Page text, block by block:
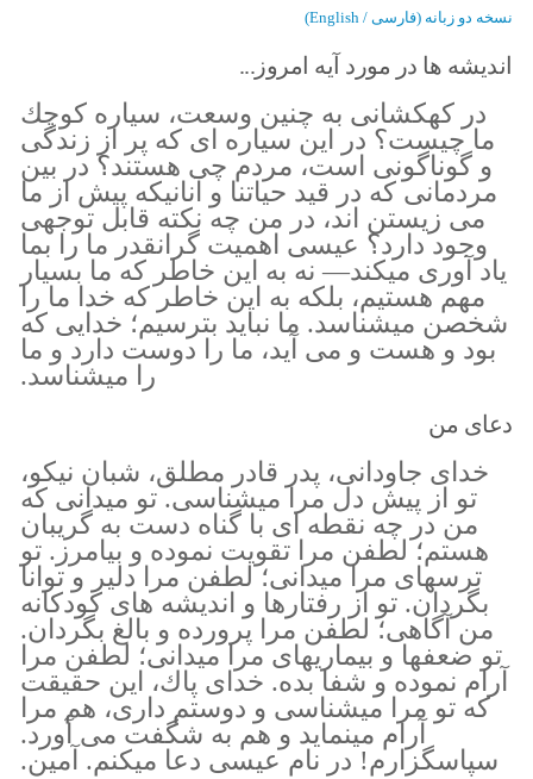
نسخه دو زبانه (فارسی / English)
اندیشه ها در مورد آیه امروز...
در كهكشانى به چنين وسعت، سياره كوچك
ما چيست؟ در اين سياره اى كه پر از زندگى
و گوناگونى است، مردم چى هستند؟ در بين
مردمانى كه در قيد حياتنا و آنانيكه پيش از ما
مى زيستن اند، در من چه نكته قابل توجهى
وجود دارد؟ عيسى اهميت گرانقدر ما را بما
ياد آورى ميكند— نه به اين خاطر كه ما بسيار
مهم هستيم، بلكه به اين خاطر كه خدا ما را
شخصن ميشناسد. ما نبايد بترسيم؛ خدايى كه
بود و هست و مى آيد، ما را دوست دارد و ما
را ميشناسد.
دعای من
خداى جاودانى، پدر قادر مطلق، شبان نيكو،
تو از پيش دل مرا ميشناسى. تو ميدانى كه
من در چه نقطه اى با گناه دست به گريبان
هستم؛ لطفن مرا تقويت نموده و بيامرز. تو
ترسهاى مرا ميدانى؛ لطفن مرا دلير و توانا
بگردان. تو از رفتارها و انديشه هاى كودكانه
من آگاهى؛ لطفن مرا پرورده و بالغ بگردان.
تو ضعفها و بيماريهاى مرا ميدانى؛ لطفن مرا
آرام نموده و شفا بده. خداى پاك، اين حقيقت
كه تو مرا ميشناسى و دوستم دارى، هم مرا
آرام مينمايد و هم به شگفت مى آورد.
سپاسگزارم! در نام عيسى دعا ميكنم. آمين.